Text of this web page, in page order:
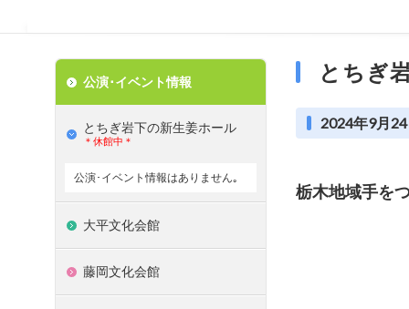
とちぎ
2024年9月
栃木地域手を
公演･イベント情報
とちぎ岩下の新⽣姜ホール
＊休館中＊
公演･イベント情報はありません｡
大平文化会館
藤岡文化会館